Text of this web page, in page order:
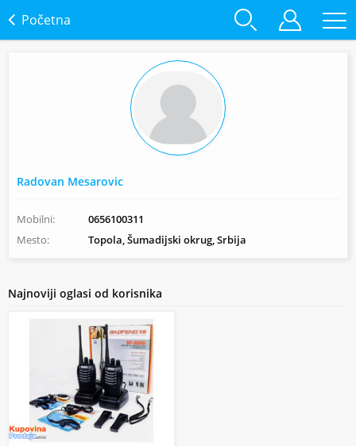
Početna
Radovan Mesarovic
Mobilni:
0656100311
Mesto:
Topola, Šumadijski okrug, Srbija
Najnoviji oglasi od korisnika